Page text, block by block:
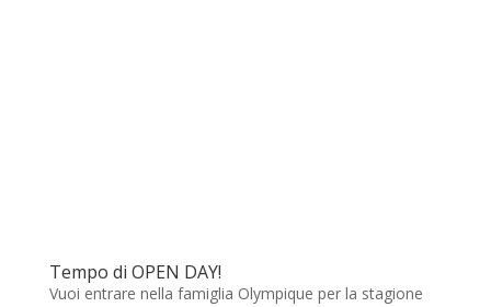
Tempo di OPEN DAY! ️
Vuoi entrare nella famiglia Olympique per la stagione